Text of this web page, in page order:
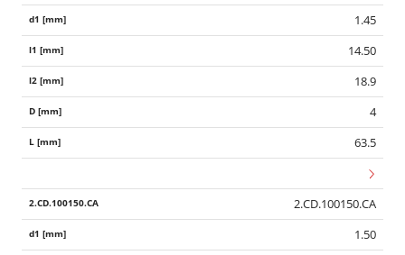
1.45
14.50
18.9
4
63.5
2.CD.100150.CA
1.50